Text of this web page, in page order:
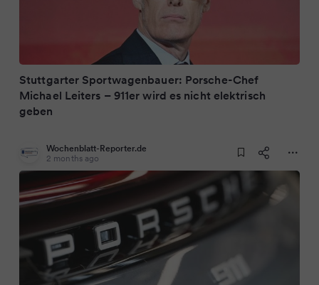
Stuttgarter Sportwagenbauer: Porsche-Chef
Michael Leiters – 911er wird es nicht elektrisch
geben
Wochenblatt-Reporter.de
2 months ago